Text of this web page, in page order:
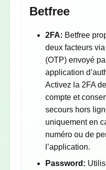
Betfree
2FA: Betfree
deux facteurs
(OTP) envoyé
application
Activez la 2FA
compte et
secours hors
uniquement en
numéro ou de
l’application.
Password: